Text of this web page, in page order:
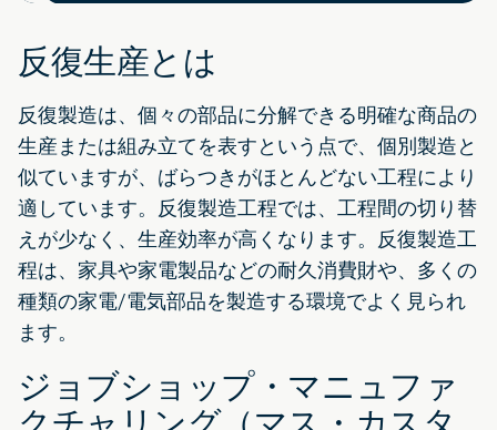
反復生産とは
反復製造は、個々の部品に分解できる明確な商品の
生産または組み立てを表すという点で、個別製造と
似ていますが、ばらつきがほとんどない工程により
適しています。反復製造工程では、工程間の切り替
えが少なく、生産効率が高くなります。反復製造工
程は、家具や家電製品などの耐久消費財や、多くの
種類の家電/電気部品を製造する環境でよく見られ
ます。
ジョブショップ・マニュファ